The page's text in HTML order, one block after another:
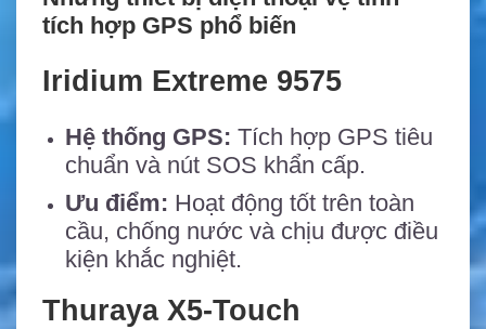
tích hợp GPS phổ biến
Iridium Extreme 9575
Hệ thống GPS: Tích hợp GPS tiêu
chuẩn và nút SOS khẩn cấp.
Ưu điểm: Hoạt động tốt trên toàn
cầu, chống nước và chịu được điều
kiện khắc nghiệt.
Thuraya X5-Touch